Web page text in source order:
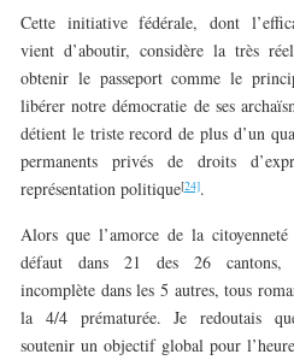
Cette initiative fédérale, dont
vient d’aboutir, considère la très
obtenir le passeport comme le
libérer notre démocratie de ses
détient le triste record de plus d’un
permanents privés de droits
représentation politique[24].
Alors que l’amorce de la
défaut dans 21 des 26 cantons,
incomplète dans les 5 autres, tous
la 4/4 prématurée. Je redoutais
soutenir un objectif global pour